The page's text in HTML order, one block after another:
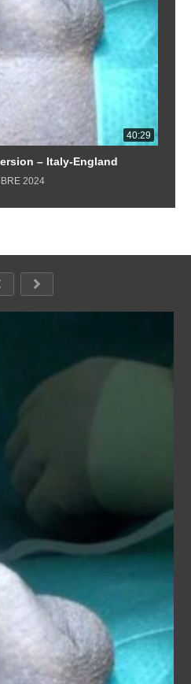
40:29
– Italy-England
2024